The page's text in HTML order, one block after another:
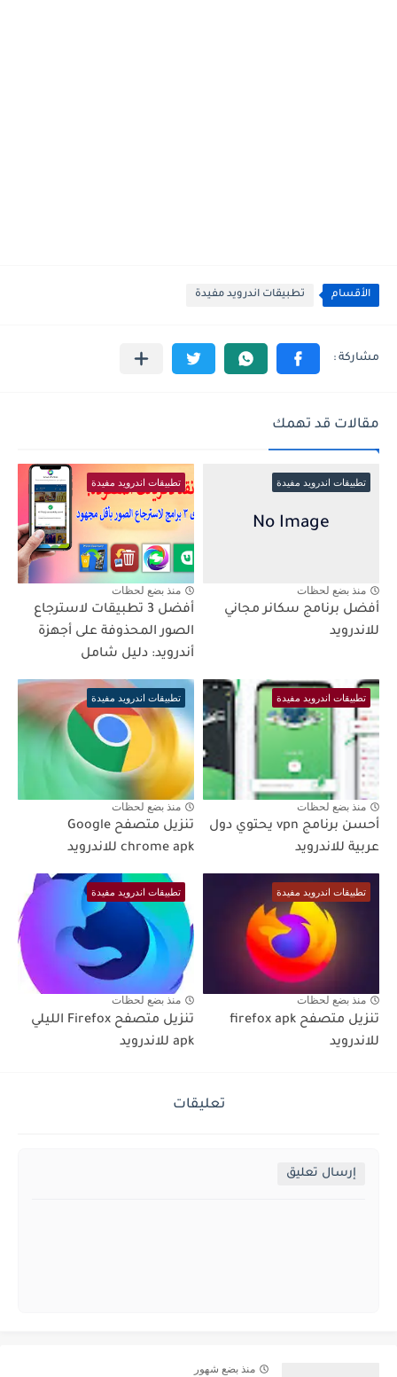
الأقسام تطبيقات اندرويد مفيدة
مقالات قد تهمك
تطبيقات اندرويد مفيدة
منذ بضع لحظات
أفضل برنامج سكانر مجاني
للاندرويد
تطبيقات اندرويد مفيدة
منذ بضع لحظات
أفضل 3 تطبيقات لاسترجاع
الصور المحذوفة على أجهزة
أندرويد: دليل شامل
تطبيقات اندرويد مفيدة
منذ بضع لحظات
أحسن برنامج vpn يحتوي دول
عربية للاندرويد
تطبيقات اندرويد مفيدة
منذ بضع لحظات
تنزيل متصفح Google
chrome apk للاندرويد
تطبيقات اندرويد مفيدة
منذ بضع لحظات
تنزيل متصفح firefox apk
للاندرويد
تطبيقات اندرويد مفيدة
منذ بضع لحظات
تنزيل متصفح Firefox الليلي
apk للاندرويد
تعليقات
إرسال تعليق
منذ بضع شهور